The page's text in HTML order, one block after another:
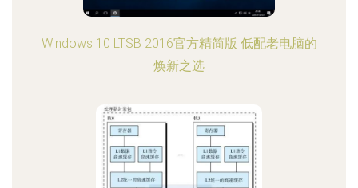
Windows 10 LTSB 2016官方精简版 低配老电脑的
焕新之选